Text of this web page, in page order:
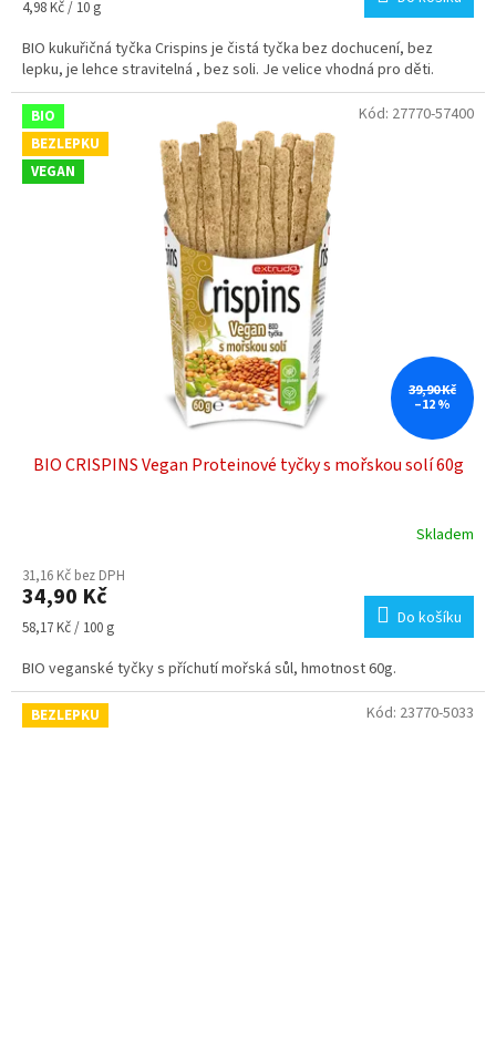
Měrná
4,98 Kč / 10 g
BIO kukuřičná tyčka Crispins je čistá tyčka bez dochucení, bez
lepku, je lehce stravitelná , bez soli. Je velice vhodná pro děti.
BIO
BEZLEPKU
VEGAN
39,90 Kč
–12 %
BIO CRISPINS Vegan Proteinové tyčky s mořskou solí 60g
Skladem
31,16 Kč bez DPH
34,90 Kč
Měrná
58,17 Kč / 100 g Do košíku
BIO veganské tyčky s příchutí mořská sůl, hmotnost 60g.
Kód: 27770-57400
BEZLEPKU Kód: 23770-5033